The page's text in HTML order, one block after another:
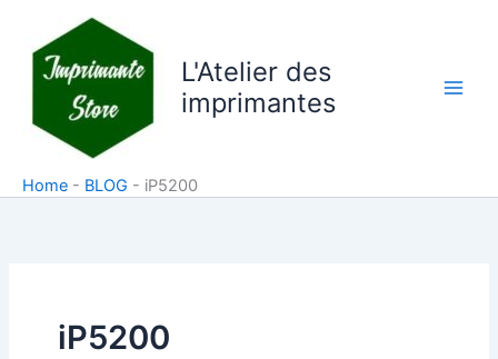
contenu
L'Atelier des
imprimantes
Home - BLOG - iP5200
iP5200